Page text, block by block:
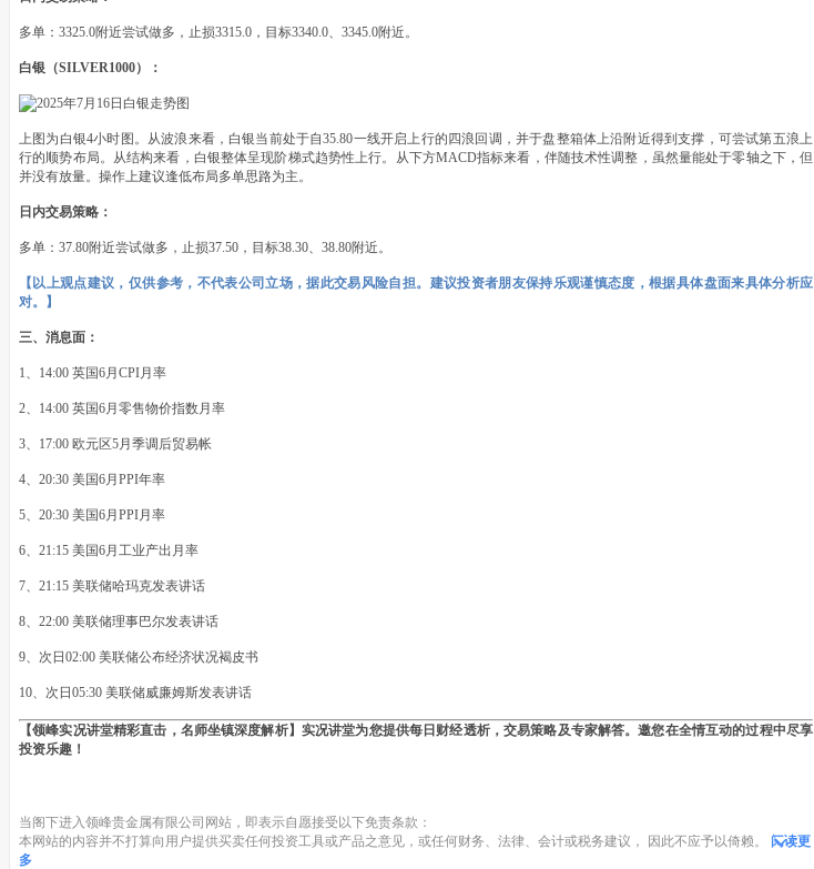
多单：3325.0附近尝试做多，止损3315.0，目标3340.0、3345.0附近。
白银（SILVER1000）：
上图为白银4小时图。从波浪来看，白银当前处于自35.80一线开启上行的四浪回调，并于盘整箱体上沿附近得到支撑，可尝试第五浪上
行的顺势布局。从结构来看，白银整体呈现阶梯式趋势性上行。从下方MACD指标来看，伴随技术性调整，虽然量能处于零轴之下，但
并没有放量。操作上建议逢低布局多单思路为主。
日内交易策略：
多单：37.80附近尝试做多，止损37.50，目标38.30、38.80附近。
【以上观点建议，仅供参考，不代表公司立场，据此交易风险自担。建议投资者朋友保持乐观谨慎态度，根据具体盘面来具体分析应
对。】
三、消息面：
1、14:00 英国6月CPI月率
2、14:00 英国6月零售物价指数月率
3、17:00 欧元区5月季调后贸易帐
4、20:30 美国6月PPI年率
5、20:30 美国6月PPI月率
6、21:15 美国6月工业产出月率
7、21:15 美联储哈玛克发表讲话
8、22:00 美联储理事巴尔发表讲话
9、次日02:00 美联储公布经济状况褐皮书
10、次日05:30 美联储威廉姆斯发表讲话
【领峰实况讲堂精彩直击，名师坐镇深度解析】实况讲堂为您提供每日财经透析，交易策略及专家解答。邀您在全情互动的过程中尽享
投资乐趣！
当阁下进入领峰贵金属有限公司网站，即表示自愿接受以下免责条款：
本网站的内容并不打算向用户提供买卖任何投资工具或产品之意见，或任何财务、法律、会计或税务建议， 因此不应予以倚赖。 阅读更
多